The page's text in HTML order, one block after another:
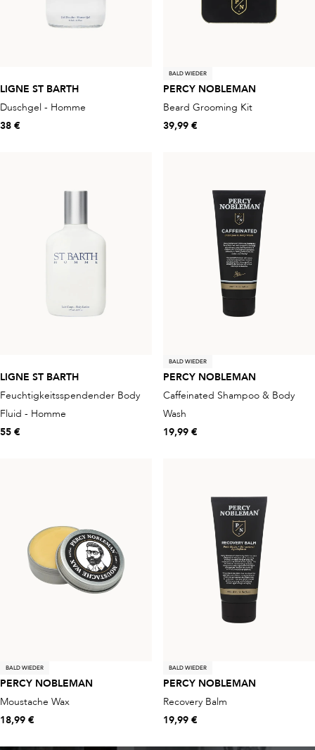
LIGNE ST BARTH
Duschgel - Homme
38 €
BALD WIEDER
PERCY NOBLEMAN
Beard Grooming Kit
39,99 €
LIGNE ST BARTH
Feuchtigkeitsspendender Body
Fluid - Homme
55 €
BALD WIEDER
PERCY NOBLEMAN
Caffeinated Shampoo & Body
Wash
19,99 €
BALD WIEDER
PERCY NOBLEMAN
Moustache Wax
18,99 €
BALD WIEDER
PERCY NOBLEMAN
Recovery Balm
19,99 €